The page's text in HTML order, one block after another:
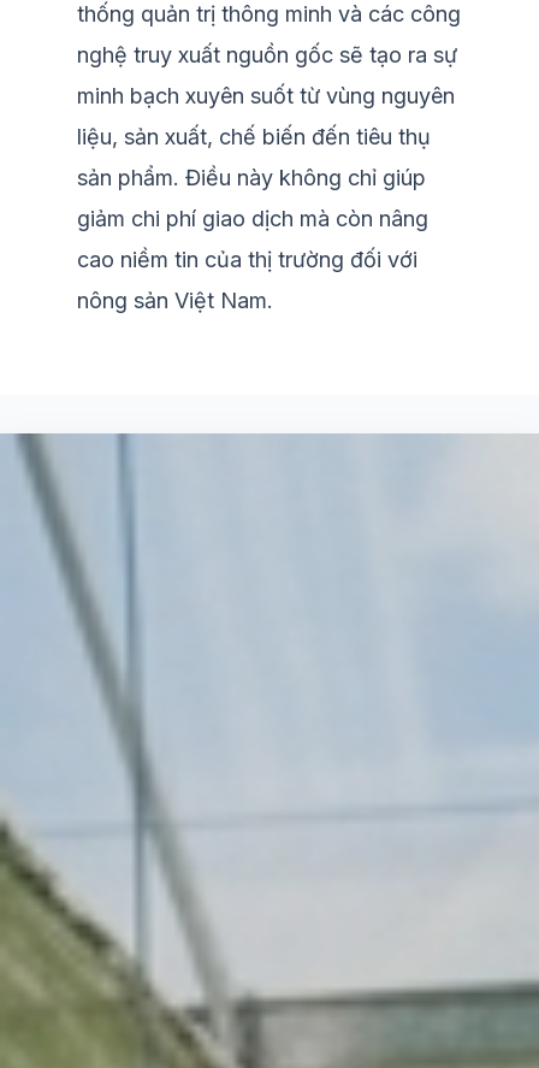
thống quản trị thông minh và các công
nghệ truy xuất nguồn gốc sẽ tạo ra sự
minh bạch xuyên suốt từ vùng nguyên
liệu, sản xuất, chế biến đến tiêu thụ
sản phẩm. Điều này không chỉ giúp
giảm chi phí giao dịch mà còn nâng
cao niềm tin của thị trường đối với
nông sản Việt Nam.